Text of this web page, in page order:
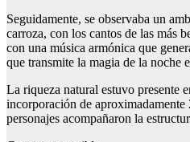
Seguidamente, se observaba un
carroza, con los cantos de las más
con una música armónica que
que transmite la magia de la noche
La riqueza natural estuvo presente
incorporación de aproximadamente
personajes acompañaron la